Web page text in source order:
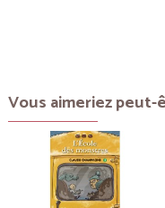
Vous aimeriez peut-